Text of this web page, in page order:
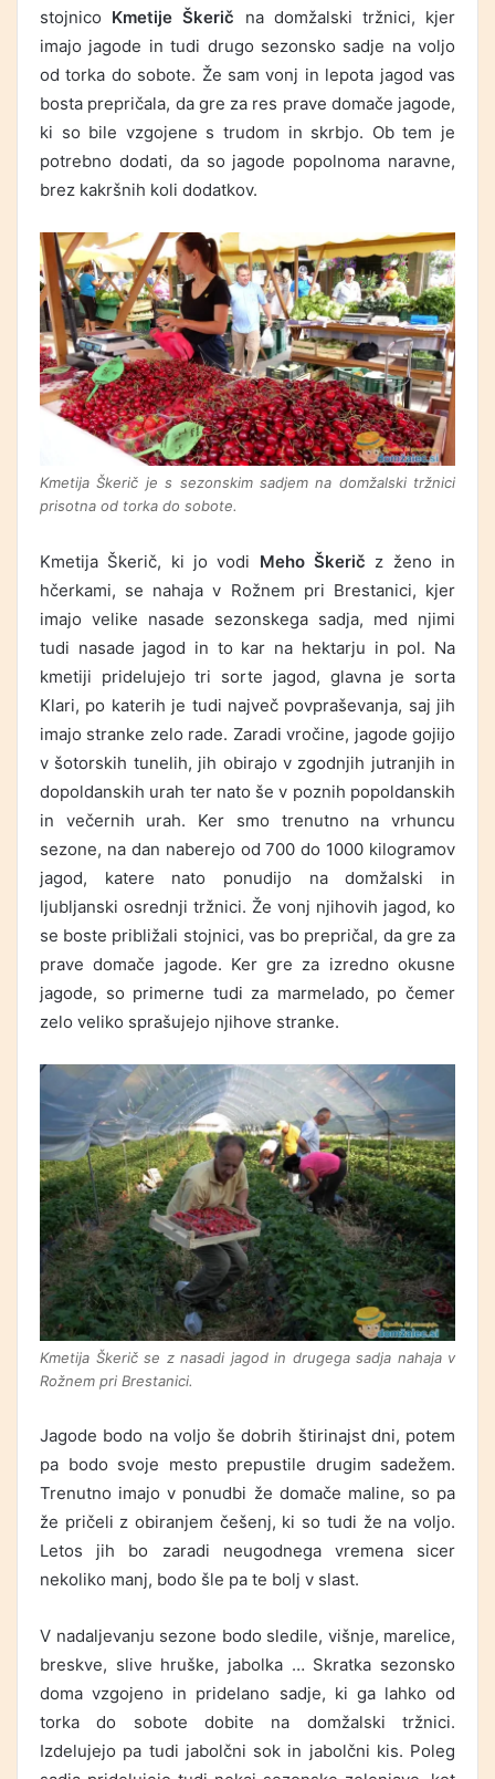
stojnico Kmetije Škerič na domžalski tržnici, kjer
imajo jagode in tudi drugo sezonsko sadje na voljo
od torka do sobote. Že sam vonj in lepota jagod vas
bosta prepričala, da gre za res prave domače jagode,
ki so bile vzgojene s trudom in skrbjo. Ob tem je
potrebno dodati, da so jagode popolnoma naravne,
brez kakršnih koli dodatkov.
Kmetija Škerič je s sezonskim sadjem na domžalski tržnici
prisotna od torka do sobote.
Kmetija Škerič, ki jo vodi Meho Škerič z ženo in
hčerkami, se nahaja v Rožnem pri Brestanici, kjer
imajo velike nasade sezonskega sadja, med njimi
tudi nasade jagod in to kar na hektarju in pol. Na
kmetiji pridelujejo tri sorte jagod, glavna je sorta
Klari, po katerih je tudi največ povpraševanja, saj jih
imajo stranke zelo rade. Zaradi vročine, jagode gojijo
v šotorskih tunelih, jih obirajo v zgodnjih jutranjih in
dopoldanskih urah ter nato še v poznih popoldanskih
in večernih urah. Ker smo trenutno na vrhuncu
sezone, na dan naberejo od 700 do 1000 kilogramov
jagod, katere nato ponudijo na domžalski in
ljubljanski osrednji tržnici. Že vonj njihovih jagod, ko
se boste približali stojnici, vas bo prepričal, da gre za
prave domače jagode. Ker gre za izredno okusne
jagode, so primerne tudi za marmelado, po čemer
zelo veliko sprašujejo njihove stranke.
Kmetija Škerič se z nasadi jagod in drugega sadja nahaja v
Rožnem pri Brestanici.
Jagode bodo na voljo še dobrih štirinajst dni, potem
pa bodo svoje mesto prepustile drugim sadežem.
Trenutno imajo v ponudbi že domače maline, so pa
že pričeli z obiranjem češenj, ki so tudi že na voljo.
Letos jih bo zaradi neugodnega vremena sicer
nekoliko manj, bodo šle pa te bolj v slast.
V nadaljevanju sezone bodo sledile, višnje, marelice,
breskve, slive hruške, jabolka … Skratka sezonsko
doma vzgojeno in pridelano sadje, ki ga lahko od
torka do sobote dobite na domžalski tržnici.
Izdelujejo pa tudi jabolčni sok in jabolčni kis. Poleg